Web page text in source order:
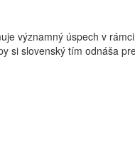
významný úspech v
si slovenský tím odnáša